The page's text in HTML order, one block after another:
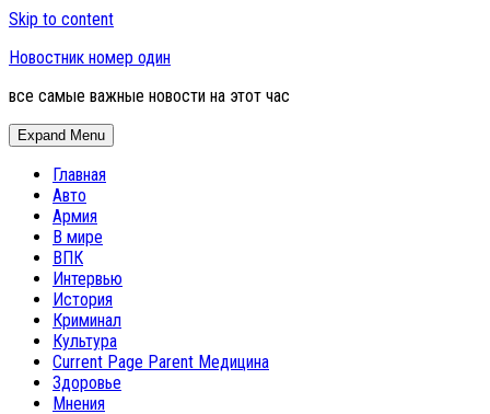
Skip to content
Новостник номер один
все самые важные новости на этот час
Expand Menu
Главная
Авто
Армия
В мире
ВПК
Интервью
История
Криминал
Культура
Current Page Parent Медицина
Здоровье
Мнения